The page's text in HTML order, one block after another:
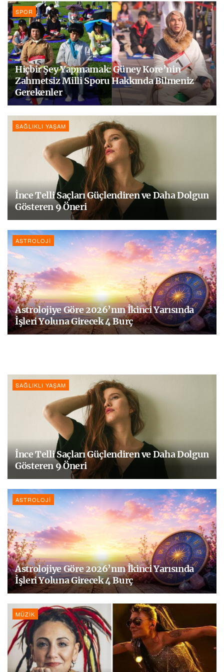
SPOR
Hiçbir Şey Yapmamak: Güney Kore’nin
Zahmetsiz Milli Sporu Hakkında Bilmeniz
Gerekenler
SAĞLIKLI YAŞAM
İnce Telli Saçları Güçlendiren ve Daha Dolgun
Gösteren 9 Öneri
ASTROLOJI
Astrolojiye Göre 2026’nın İkinci Yarısında
İşleri Yoluna Girecek 4 Burç
SAĞLIKLI YAŞAM
İnce Telli Saçları Güçlendiren ve Daha Dolgun
Gösteren 9 Öneri
ASTROLOJI
Astrolojiye Göre 2026’nın İkinci Yarısında
İşleri Yoluna Girecek 4 Burç
MÜZIK